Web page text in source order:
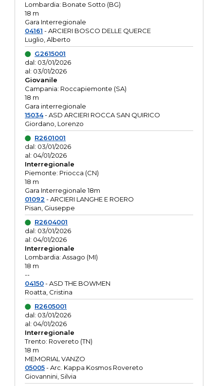
Lombardia: Bonate Sotto (BG)
18 m
Gara Interregionale
04161 - ARCIERI BOSCO DELLE QUERCE
Luglio, Alberto
G2615001
dal: 03/01/2026
al: 03/01/2026
Giovanile
Campania: Roccapiemonte (SA)
18 m
Gara interregionale
15034- ASD ARCIERI ROCCA SAN QUIRICO
Giordano, Lorenzo
R2601001
dal: 03/01/2026
al: 04/01/2026
Interregionale
Piemonte: Priocca (CN)
18 m
Gara Interregionale 18m
01092 - ARCIERI LANGHE E ROERO
Pisan, Giuseppe
R2604001
dal: 03/01/2026
al: 04/01/2026
Interregionale
Lombardia: Assago (MI)
18 m
--
04150- ASD THE BOWMEN
Roatta, Cristina
R2605001
dal: 03/01/2026
al: 04/01/2026
Interregionale
Trento: Rovereto (TN)
18 m
MEMORIAL VANZO
05005- Arc. Kappa Kosmos Rovereto
Giovannini, Silvia